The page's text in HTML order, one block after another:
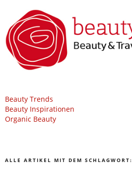
Beauty Trends
Beauty Inspirationen
Organic Beauty
ALLE ARTIKEL MIT DEM SCHLAGWORT: